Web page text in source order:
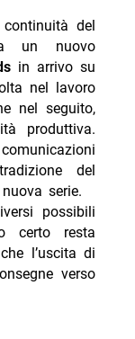
del
a un nuovo
in arrivo su
nel lavoro
nel seguito,
produttiva.
del
serie.
possibili
certo resta
l’uscita di
verso